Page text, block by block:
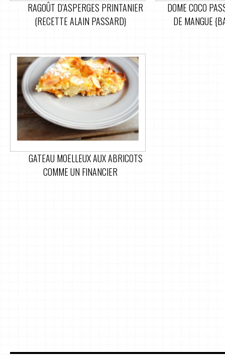
RAGOÛT D’ASPERGES PRINTANIER
(RECETTE ALAIN PASSARD)
DOME COCO
DE MANGUE
GATEAU MOELLEUX AUX ABRICOTS
COMME UN FINANCIER